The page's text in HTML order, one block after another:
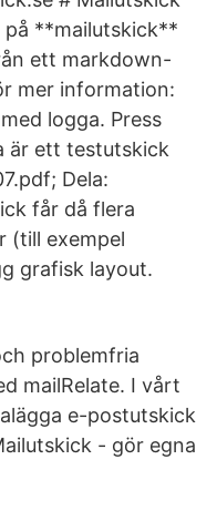
på **mailutskick**
ett markdown-
mer information:
logga. Press
är ett testutskick
Dela:
får då flera
(till exempel
grafisk layout.
problemfria
mailRelate. I vårt
e-postutskick
- gör egna